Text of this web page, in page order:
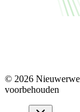
© 2026
voorbehouden